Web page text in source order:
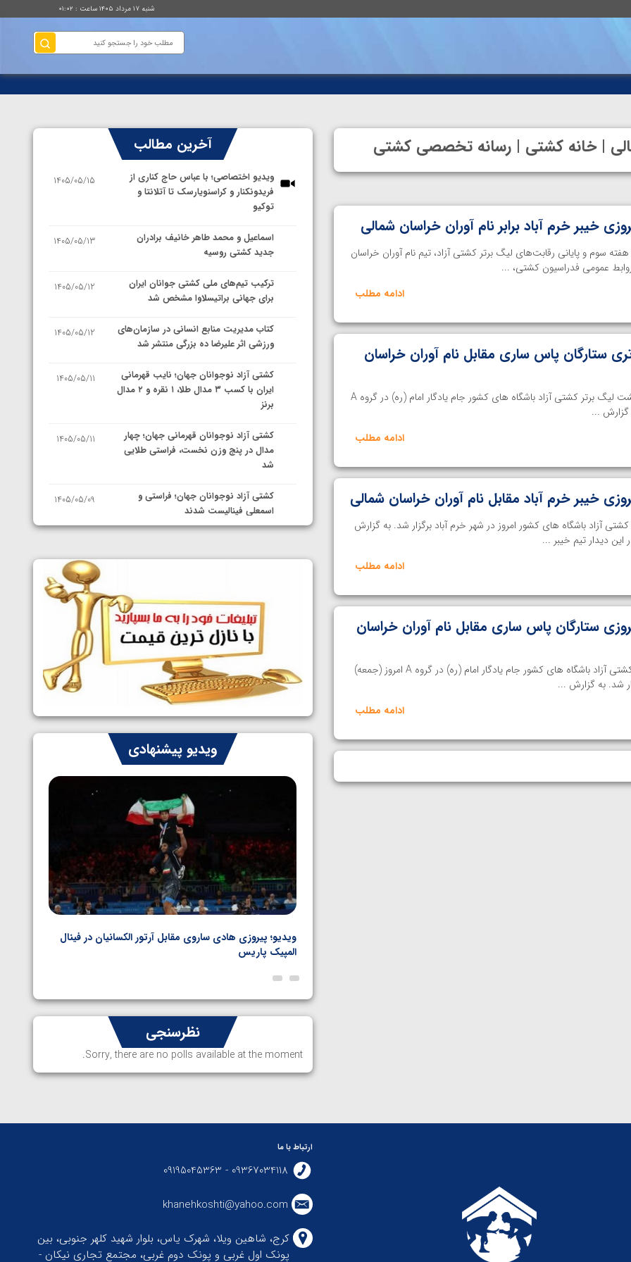
شنبه ۱۷ مرداد ۱۴۰۵ ساعت : ۰۱:۰۲
| خانه کشتی | رسانه تخصصی کشتی
خیبر خرم آباد برابر نام آوران خراسان شمالی
سوم و پایانی رقابت‌های لیگ برتر کشتی آزاد، تیم نام آوران خراسان
عمومی فدراسیون کشتی، ...
ادامه مطلب
ستارگان پاس ساری مقابل نام آوران خراسان
خانه کشتی | هفته اول از دور برگشت لیگ برتر کشتی آزاد باشگاه های کشور جام یادگار امام (ره) در گروه A
گزارش ...
ادامه مطلب
خیبر خرم آباد مقابل نام آوران خراسان شمالی
آزاد باشگاه های کشور امروز در شهر خرم آباد برگزار شد. به گزارش
دیدار تیم خیبر ...
ادامه مطلب
ستارگان پاس ساری مقابل نام آوران خراسان
خانه کشتی | هفته اول لیگ برتر کشتی آزاد باشگاه های کشور جام یادگار امام (ره) در گروه A امروز (جمعه)
شد. به گزارش ...
ادامه مطلب
آخرین مطالب
ویدیو اختصاصی؛ با عباس حاج کناری از
فریدونکنار و کراسنویارسک تا آتلانتا و
توکیو
1405/05/15
اسماعیل و محمد طاهر خانیف برادران
جدید کشتی روسیه
1405/05/13
ترکیب تیم‌های ملی کشتی جوانان ایران
برای جهانی براتیسلاوا مشخص شد
1405/05/12
کتاب مدیریت منابع انسانی در سازمان‌های
ورزشی اثر علیرضا ده بزرگی منتشر شد
1405/05/12
کشتی آزاد نوجوانان جهان؛ نایب قهرمانی
ایران با کسب ۳ مدال طلا، ۱ نقره و ۲ مدال
برنز
1405/05/11
کشتی آزاد نوجوانان قهرمانی جهان؛ چهار
مدال در پنج وزن نخست، فراستی طلایی
شد
1405/05/11
کشتی آزاد نوجوانان جهان؛ فراستی و
اسمعلی فینالیست شدند
1405/05/09
نمایندگان ایران مشخص شدند
سوم برای ایران
1405/05/07
ایران چشم به راه چهار مدال در پنج وزن
دوم کشتی فرنگی نوجوانان جهان
1405/05/06
ویدیو پیشنهادی
ویدیو؛ پیروزی هادی ساروی مقابل آرتور الکسانیان در فینال
المپیک پاریس
نظرسنجی
Sorry, there are no polls available at the moment.
ارتباط با ما
09367034118 - 09195045363
khanehkoshti@yahoo.com
کرج، شاهین ویلا، شهرک یاس، بلوار شهید کلهر جنوبی، بین
پونک اول غربی و پونک دوم غربی، مجتمع تجاری نیکان -